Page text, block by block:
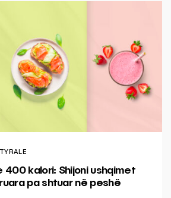
400 kalori: Shijoni ushqimet
pa shtuar në peshë